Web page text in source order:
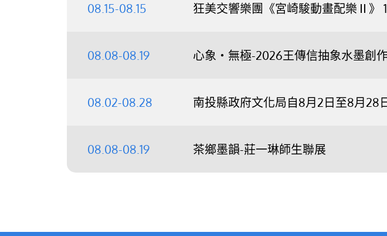
08.15-08.15 狂美交響樂團《宮崎駿動畫配樂Ⅱ》
08.08-08.19 心象‧無極-2026王傳信抽象水墨創
08.02-08.28 南投縣政府文化局自8月2日至8月28
08.08-08.19 茶鄉墨韻-莊一琳師生聯展